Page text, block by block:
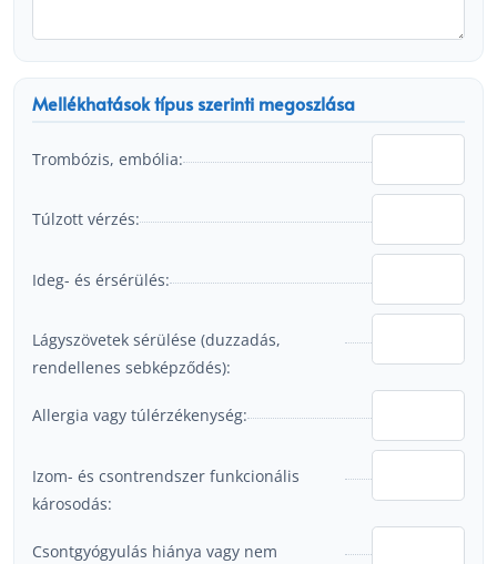
Mellékhatások típus szerinti megoszlása
Trombózis, embólia:
Túlzott vérzés:
Ideg- és érsérülés:
Lágyszövetek sérülése (duzzadás,
rendellenes sebképződés):
Allergia vagy túlérzékenység:
Izom- és csontrendszer funkcionális
károsodás:
Csontgyógyulás hiánya vagy nem